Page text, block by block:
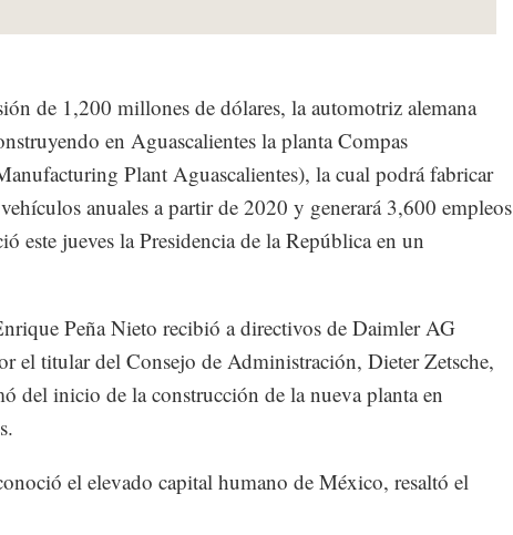
de 1,200 millones de dólares, la automotriz alemana
en Aguascalientes la planta Compas
Plant Aguascalientes), la cual podrá fabricar
anuales a partir de 2020 y generará 3,600 empleos
este jueves la Presidencia de la República en un
Peña Nieto recibió a directivos de Daimler AG
el titular del Consejo de Administración, Dieter Zetsche,
del inicio de la construcción de la nueva planta en
el elevado capital humano de México, resaltó el